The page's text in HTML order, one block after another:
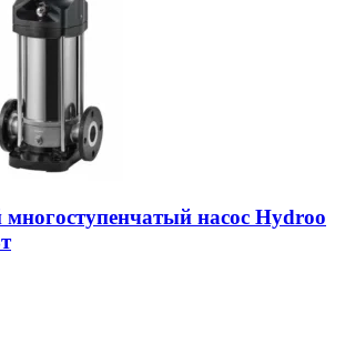
насос Hydroo